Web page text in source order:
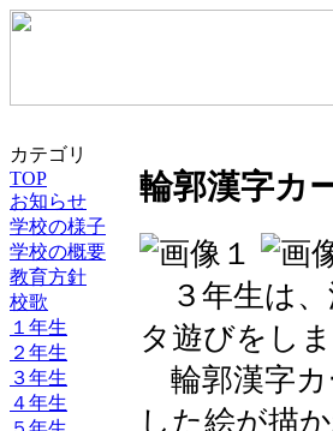
カテゴリ
TOP
お知らせ
学校の様子
学校の概要
教育方針
校歌
１年生
２年生
３年生
４年生
輪郭漢字カ
３年生は、
タ遊びをしま
輪郭漢字カ
した絵が描